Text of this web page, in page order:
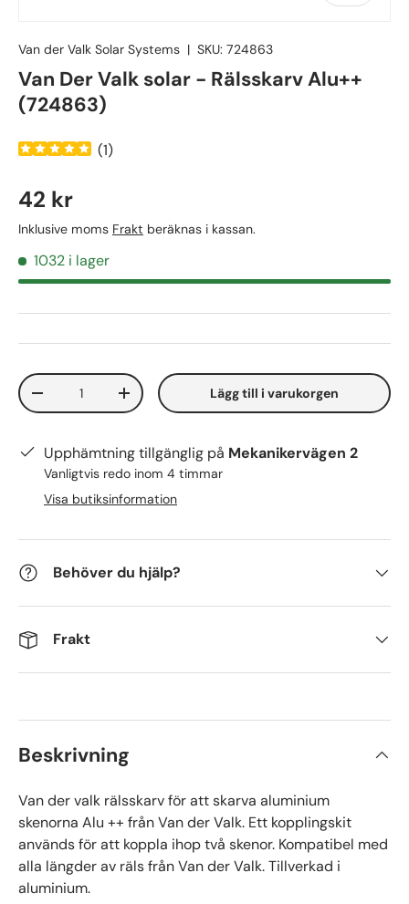
Van der Valk Solar Systems | SKU: 724863
Van Der Valk solar - Rälsskarv Alu++
(724863)
(1)
42 kr
Inklusive moms Frakt beräknas i kassan.
1032 i lager
Antal
-
+ Lägg till i varukorgen
Upphämtning tillgänglig på Mekanikervägen 2
Vanligtvis redo inom 4 timmar
Visa butiksinformation
Behöver du hjälp?
Frakt
Beskrivning
Van der valk rälsskarv för att skarva aluminium
skenorna Alu ++ från Van der Valk. Ett kopplingskit
används för att koppla ihop två skenor. Kompatibel med
alla längder av räls från Van der Valk. Tillverkad i
aluminium.